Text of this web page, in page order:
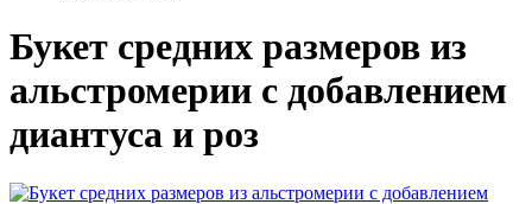
Букет средних размеров из
альстромерии c добавлением
диантуса и роз